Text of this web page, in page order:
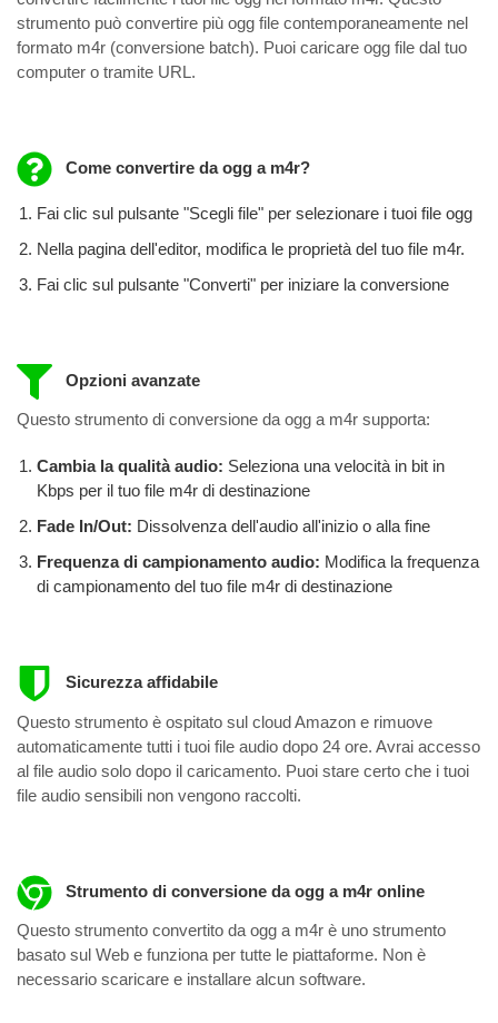
strumento può convertire più ogg file contemporaneamente nel
formato m4r (conversione batch). Puoi caricare ogg file dal tuo
computer o tramite URL.
Come convertire da ogg a m4r?
Fai clic sul pulsante "Scegli file" per selezionare i tuoi file ogg
Nella pagina dell'editor, modifica le proprietà del tuo file m4r.
Fai clic sul pulsante "Converti" per iniziare la conversione
Opzioni avanzate
Questo strumento di conversione da ogg a m4r supporta:
Cambia la qualità audio: Seleziona una velocità in bit in
Kbps per il tuo file m4r di destinazione
Fade In/Out: Dissolvenza dell'audio all'inizio o alla fine
Frequenza di campionamento audio: Modifica la frequenza
di campionamento del tuo file m4r di destinazione
Sicurezza affidabile
Questo strumento è ospitato sul cloud Amazon e rimuove
automaticamente tutti i tuoi file audio dopo 24 ore. Avrai accesso
al file audio solo dopo il caricamento. Puoi stare certo che i tuoi
file audio sensibili non vengono raccolti.
Strumento di conversione da ogg a m4r online
Questo strumento convertito da ogg a m4r è uno strumento
basato sul Web e funziona per tutte le piattaforme. Non è
necessario scaricare e installare alcun software.